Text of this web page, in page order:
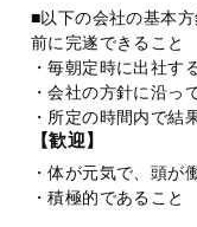
■以下の会社の基本
前に完遂できること
・毎朝定時に出社す
・会社の方針に沿っ
・所定の時間内で結
【歓迎】
・体が元気で、頭が
・積極的であること